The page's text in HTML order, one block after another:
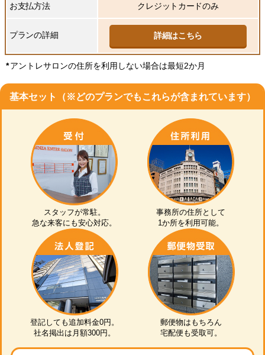
お支払方法 クレジットカードのみ
プランの詳細 詳細はこちら
* アントレサロンの住所を利用しない場合は最短2か月
基本セット（※どのプランでもこれらが含まれています）
スタッフが常駐。
急な来客にも安心対応。
事務所の住所として
1か所を利用可能。
登記しても追加料金0円。
社名掲出は月額300円。
郵便物はもちろん
宅配便も受取可。